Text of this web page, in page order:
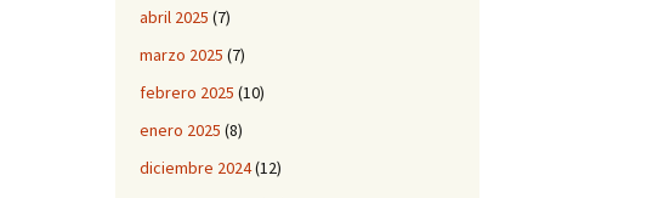
abril 2025 (7)
marzo 2025 (7)
febrero 2025 (10)
enero 2025 (8)
diciembre 2024(12)